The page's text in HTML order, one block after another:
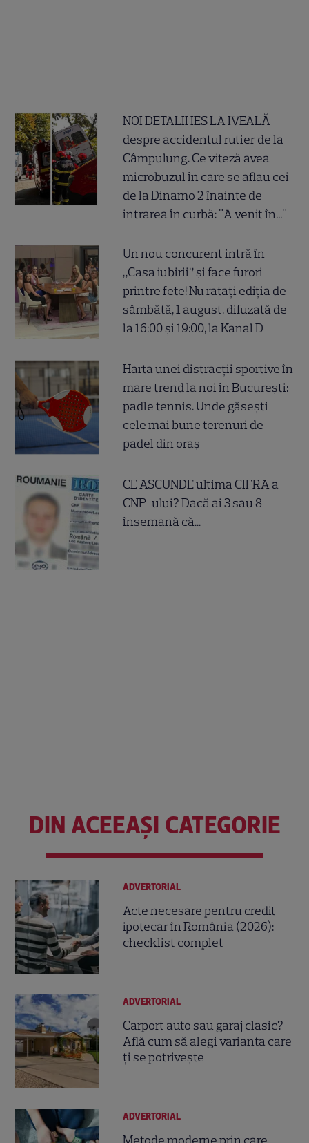
NOI DETALII IES LA IVEALĂ
despre accidentul rutier de la
Câmpulung. Ce viteză avea
microbuzul în care se aflau cei
de la Dinamo 2 înainte de
intrarea în curbă: "A venit în..."
Un nou concurent intră în
„Casa iubirii” și face furori
printre fete! Nu ratați ediția de
sâmbătă, 1 august, difuzată de
la 16:00 și 19:00, la Kanal D
Harta unei distracții sportive în
mare trend la noi în București:
padle tennis. Unde găsești
cele mai bune terenuri de
padel din oraș
CE ASCUNDE ultima CIFRA a
CNP-ului? Dacă ai 3 sau 8
însemană că...
DIN ACEEAȘI CATEGORIE
ADVERTORIAL
Acte necesare pentru credit
ipotecar în România (2026):
checklist complet
ADVERTORIAL
Carport auto sau garaj clasic?
Află cum să alegi varianta care
ți se potrivește
ADVERTORIAL